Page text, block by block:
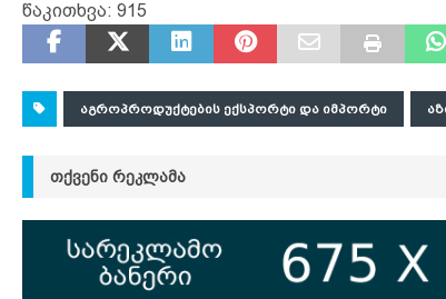
წაკითხვა: 915
ᲐᲒᲠᲝᲞᲠᲝᲓᲣᲥᲢᲔᲑᲘᲡ ᲔᲥᲡᲞᲝᲠᲢᲘ ᲓᲐ ᲘᲛᲞᲝᲠᲢᲘ
ᲗᲥᲕᲔᲜᲘ ᲠᲔᲙᲚᲐᲛᲐ